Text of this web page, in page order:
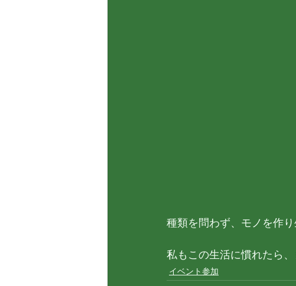
種類を問わず、モノを作
私もこの生活に慣れたら
イベント参加